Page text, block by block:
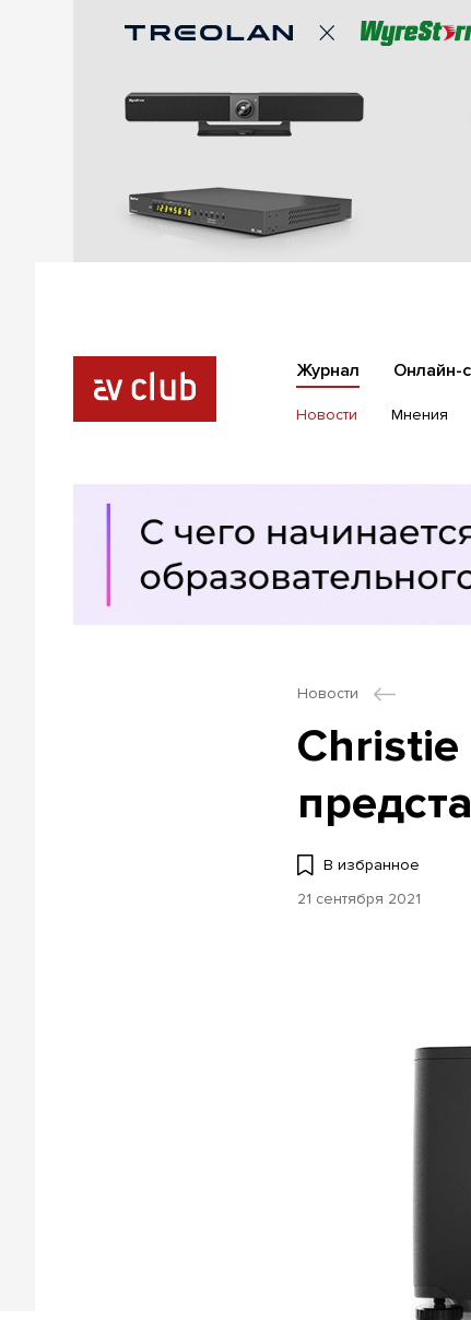
Журнал Онлайн-
Новости Мнения
Новости
В избранное
21 сентября 2021